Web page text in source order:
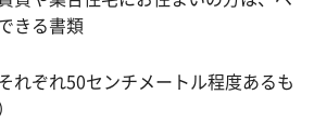
きる書類
れぞれ50センチメートル程度あるも